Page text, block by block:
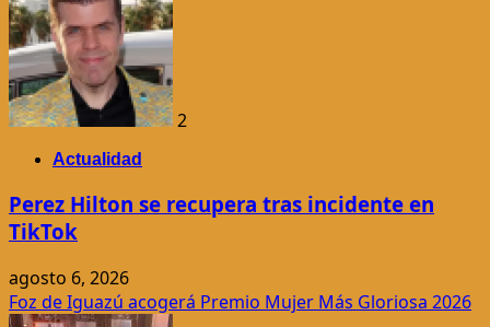
2
Actualidad
Perez Hilton se recupera tras incidente en
TikTok
agosto 6, 2026
Foz de Iguazú acogerá Premio Mujer Más Gloriosa 2026